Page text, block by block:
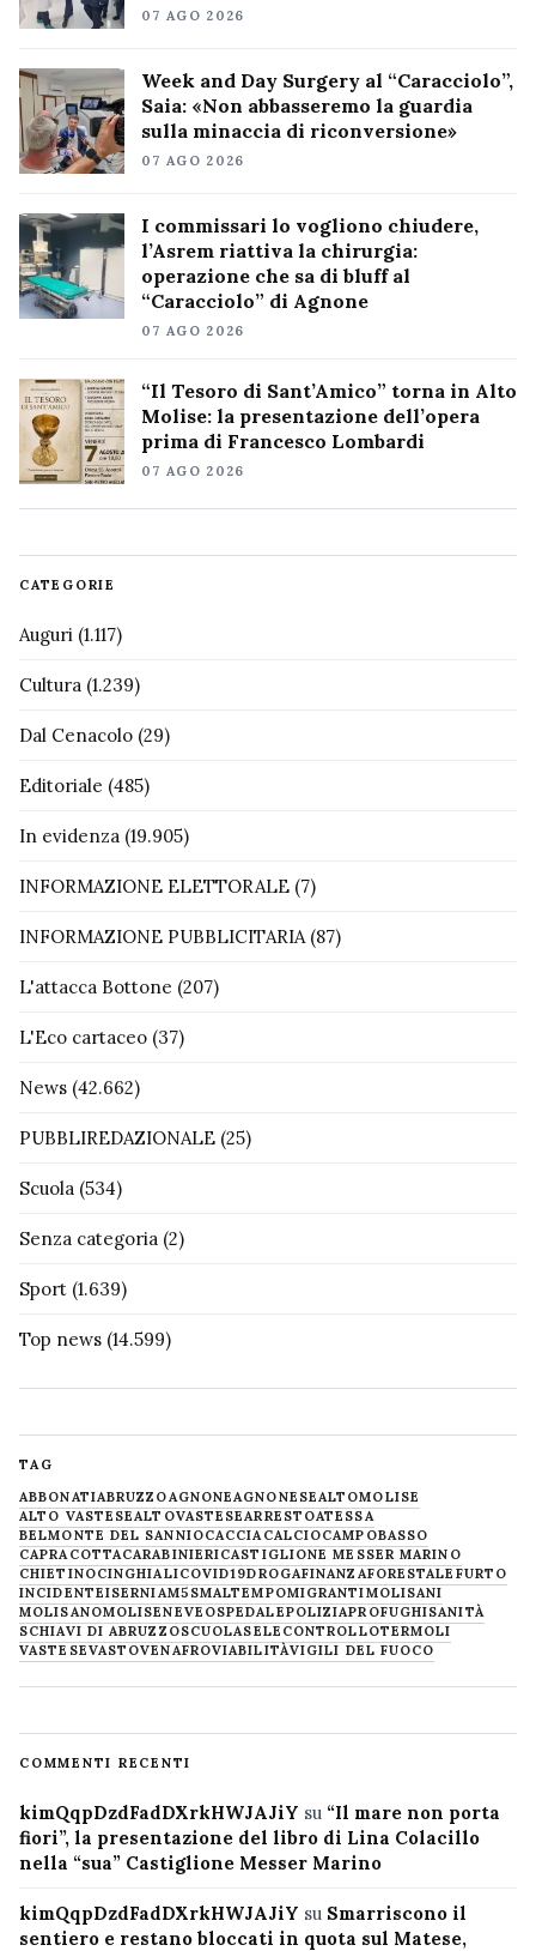
07 AGO 2026
Week and Day Surgery al “Caracciolo”,
Saia: «Non abbasseremo la guardia
sulla minaccia di riconversione»
07 AGO 2026
I commissari lo vogliono chiudere,
l’Asrem riattiva la chirurgia:
operazione che sa di bluff al
“Caracciolo” di Agnone
07 AGO 2026
“Il Tesoro di Sant’Amico” torna in Alto
Molise: la presentazione dell’opera
prima di Francesco Lombardi
07 AGO 2026
CATEGORIE
Auguri (1.117)
Cultura (1.239)
Dal Cenacolo (29)
Editoriale (485)
In evidenza (19.905)
INFORMAZIONE ELETTORALE (7)
INFORMAZIONE PUBBLICITARIA(87)
L'attacca Bottone (207)
L'Eco cartaceo (37)
News (42.662)
PUBBLIREDAZIONALE (25)
Scuola (534)
Senza categoria (2)
Sport (1.639)
Top news (14.599)
TAG
ABBONATIABRUZZOAGNONEAGNONESEALTOMOLISE
ALTO VASTESEALTOVASTESEARRESTOATESSA
BELMONTE DEL SANNIOCACCIACALCIOCAMPOBASSO
CAPRACOTTACARABINIERICASTIGLIONE MESSER MARINO
CHIETINOCINGHIALICOVID19DROGAFINANZAFORESTALE FURTO
INCIDENTEISERNIAM5SMALTEMPOMIGRANTIMOLISANI
MOLISANOMOLISENEVE OSPEDALEPOLIZIAPROFUGHISANITÀ
SCHIAVI DI ABRUZZOSCUOLASELECONTROLLOTERMOLI
VASTESEVASTOVENAFROVIABILITÀVIGILI DEL FUOCO
COMMENTI RECENTI
kimQqpDzdFadDXrkHWJAJiY su “Il mare non porta
fiori”, la presentazione del libro di Lina Colacillo
nella “sua” Castiglione Messer Marino
kimQqpDzdFadDXrkHWJAJiY su Smarriscono il
sentiero e restano bloccati in quota sul Matese,